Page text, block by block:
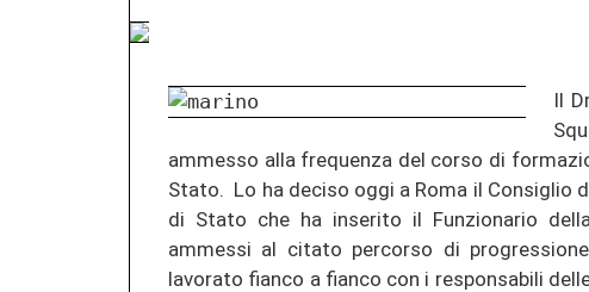
Il
ammesso alla frequenza del corso di
Stato. Lo ha deciso oggi a Roma il Consiglio
di Stato che ha inserito il Funzionario
ammessi al citato percorso di
lavorato fianco a fianco con i responsabili